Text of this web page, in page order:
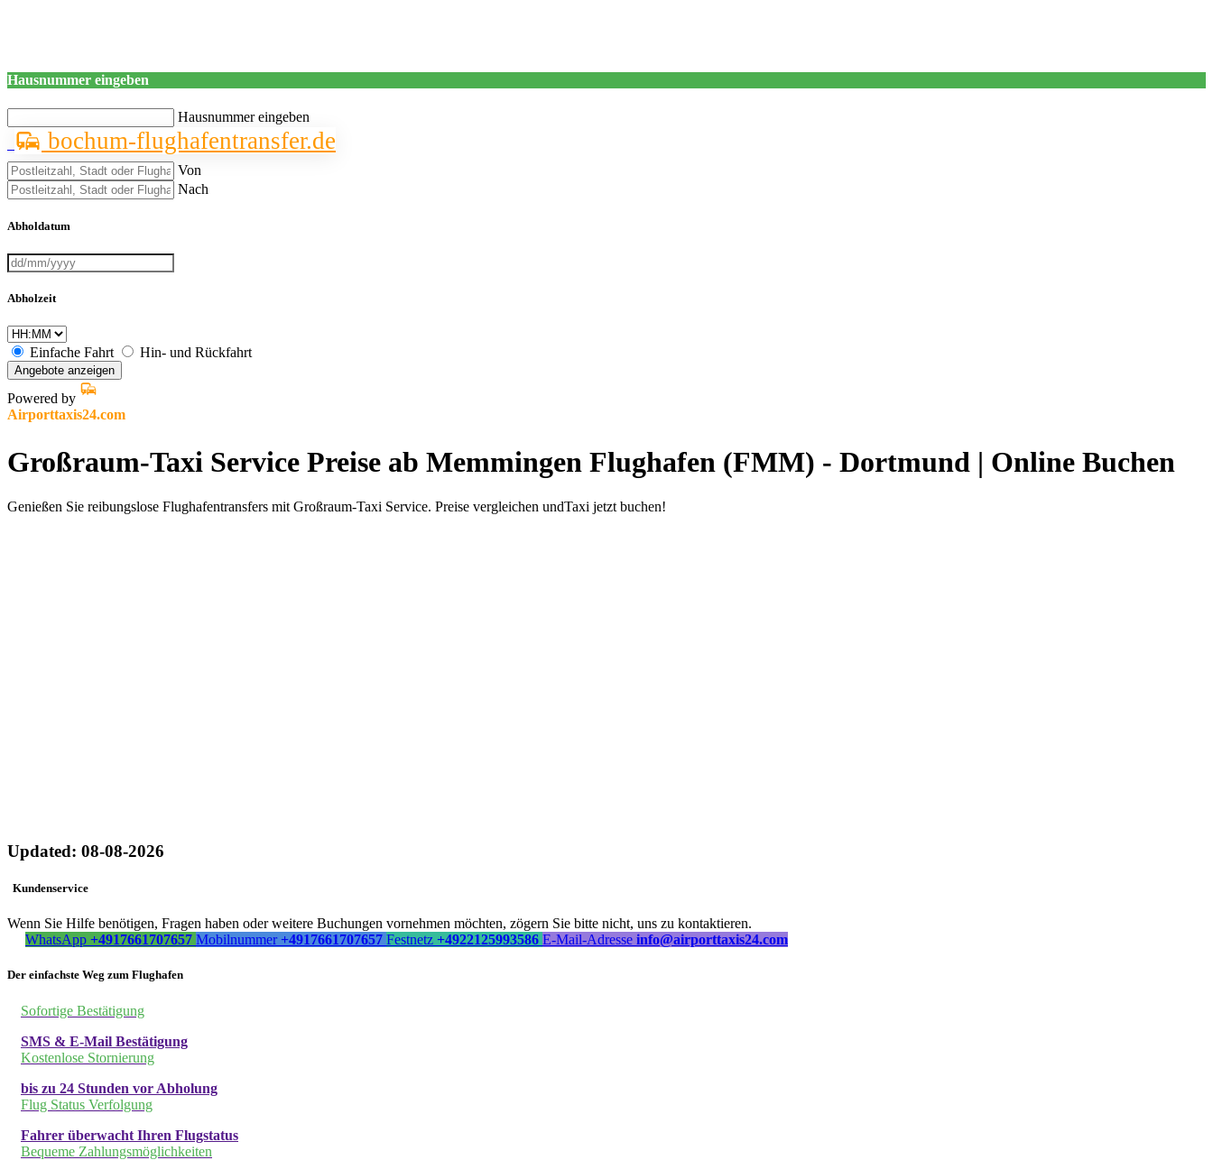
Hausnummer eingeben
Hausnummer eingeben
bochum-flughafentransfer.de
Von
Nach
Abholdatum
Abholzeit
Einfache Fahrt Hin- und Rückfahrt
Angebote anzeigen
Powered by
Airporttaxis24.com
Großraum-Taxi Service Preise ab Memmingen Flughafen (FMM) - Dortmund | Online Buchen
Genießen Sie reibungslose Flughafentransfers mit Großraum-Taxi Service. Preise vergleichen undTaxi jetzt buchen!
Updated: 08-08-2026
Kundenservice
Wenn Sie Hilfe benötigen, Fragen haben oder weitere Buchungen vornehmen möchten, zögern Sie bitte nicht, uns zu kontaktieren.
WhatsApp +4917661707657 Mobilnummer +4917661707657 Festnetz +4922125993586 E-Mail-Adresse info@airporttaxis24.com
Der einfachste Weg zum Flughafen
Sofortige Bestätigung
SMS & E-Mail Bestätigung
Kostenlose Stornierung
bis zu 24 Stunden vor Abholung
Flug Status Verfolgung
Fahrer überwacht Ihren Flugstatus
Bequeme Zahlungsmöglichkeiten